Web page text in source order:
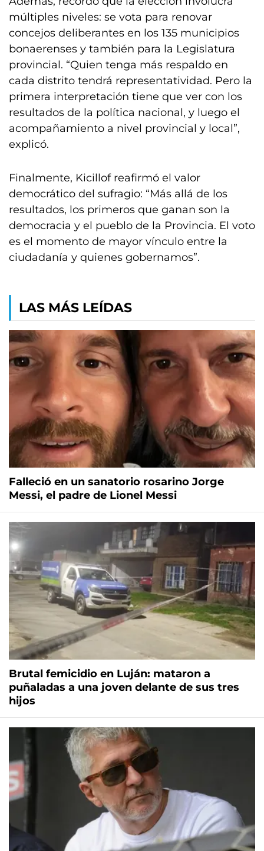
múltiples niveles: se vota para renovar
concejos deliberantes en los 135 municipios
bonaerenses y también para la Legislatura
provincial. “Quien tenga más respaldo en
cada distrito tendrá representatividad. Pero la
primera interpretación tiene que ver con los
resultados de la política nacional, y luego el
acompañamiento a nivel provincial y local”,
explicó.
Finalmente, Kicillof reafirmó el valor
democrático del sufragio: “Más allá de los
resultados, los primeros que ganan son la
democracia y el pueblo de la Provincia. El voto
es el momento de mayor vínculo entre la
ciudadanía y quienes gobernamos”.
LAS MÁS LEÍDAS
Falleció en un sanatorio rosarino Jorge
Messi, el padre de Lionel Messi
Brutal femicidio en Luján: mataron a
puñaladas a una joven delante de sus tres
hijos